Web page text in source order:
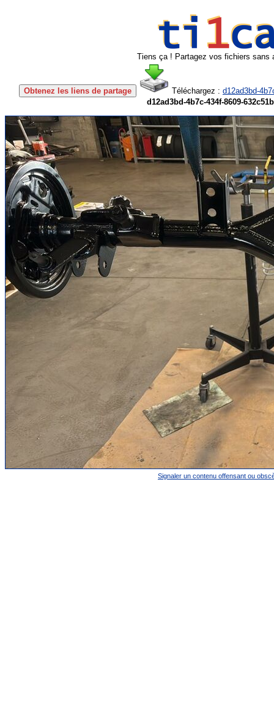
Tiens ça ! Partagez vos fichiers sans
Obtenez les liens de partage Téléchargez : d12ad3bd-
d12ad3bd-4b7c-434f-8609-
Signaler un contenu offensant ou